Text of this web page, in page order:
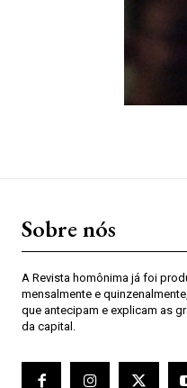
Sobre nós
A Revista homônima já foi
mensalmente e
que antecipam e explicam as
da capital.